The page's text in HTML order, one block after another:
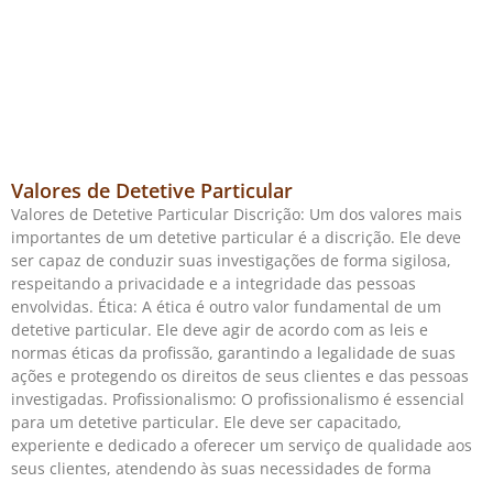
Valores de Detetive Particular
Valores de Detetive Particular Discrição: Um dos valores mais
importantes de um detetive particular é a discrição. Ele deve
ser capaz de conduzir suas investigações de forma sigilosa,
respeitando a privacidade e a integridade das pessoas
envolvidas. Ética: A ética é outro valor fundamental de um
detetive particular. Ele deve agir de acordo com as leis e
normas éticas da profissão, garantindo a legalidade de suas
ações e protegendo os direitos de seus clientes e das pessoas
investigadas. Profissionalismo: O profissionalismo é essencial
para um detetive particular. Ele deve ser capacitado,
experiente e dedicado a oferecer um serviço de qualidade aos
seus clientes, atendendo às suas necessidades de forma